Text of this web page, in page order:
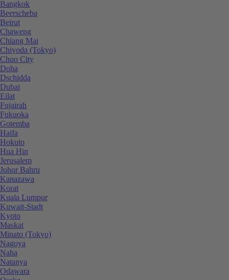
Bangkok
Beerscheba
Beirut
Chaweng
Chiang Mai
Chiyoda (Tokyo)
Chuo City
Doha
Dschidda
Dubai
Eilat
Fujairah
Fukuoka
Gotemba
Haifa
Hokuto
Hua Hin
Jerusalem
Johor Bahru
Kanazawa
Korat
Kuala Lumpur
Kuwait-Stadt
Kyoto
Maskat
Minato (Tokyo)
Nagoya
Naha
Natanya
Odawara